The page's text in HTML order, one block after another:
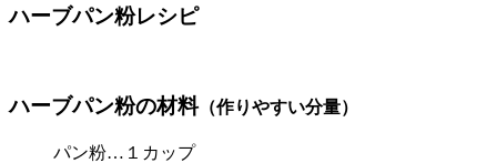
ハーブパン粉レシピ
ハーブパン粉の材料（作りやすい分量）
パン粉…１カップ